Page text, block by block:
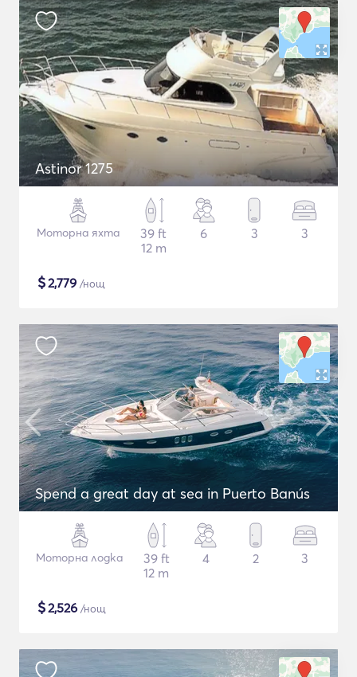
Astinor 1275
Моторна яхта
39 ft
12 m
6 3 3
$2,779 /нощ
Spend a great day at sea in Puerto Banús
Моторна лодка
39 ft
12 m
4 2 3
$2,526 /нощ